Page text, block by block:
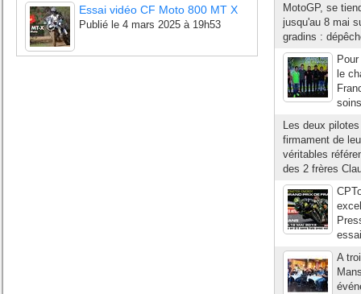
Essai vidéo CF Moto 800 MT X
Publié le 4 mars 2025 à 19h53
MotoGP, se
jusqu'au 8 mai
gradins :
le
Les deux
firmament de
véritables
des 2 frères
A